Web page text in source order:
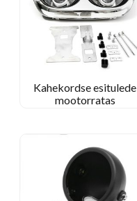
Kahekordse esitulede
mootorratas